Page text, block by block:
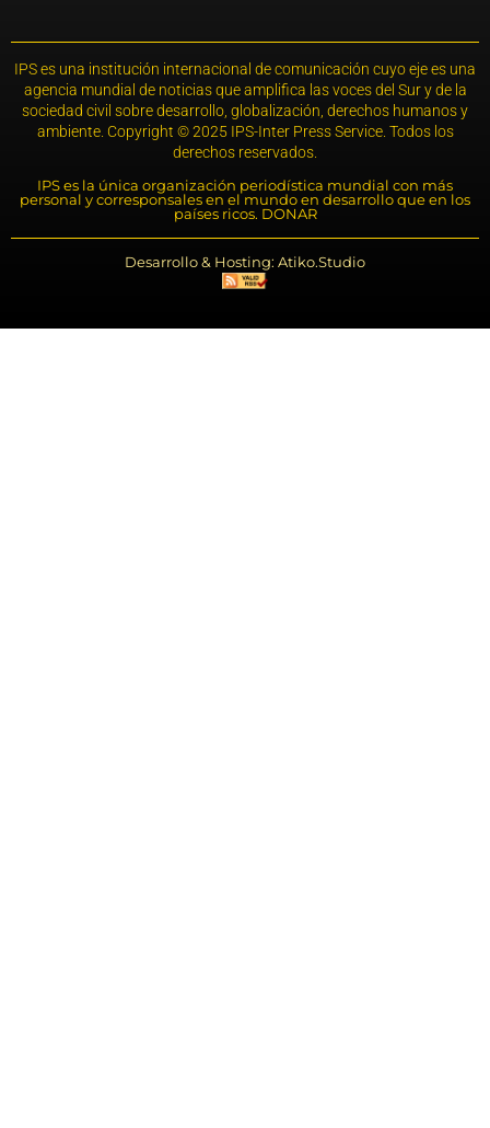
IPS es una institución internacional de comunicación cuyo eje es una
agencia mundial de noticias que amplifica las voces del Sur y de la
sociedad civil sobre desarrollo, globalización, derechos humanos y
ambiente. Copyright © 2025 IPS-Inter Press Service. Todos los
derechos reservados.
IPS es la única organización periodística mundial con más
personal y corresponsales en el mundo en desarrollo que en los
países ricos. DONAR
Desarrollo & Hosting: Atiko.Studio